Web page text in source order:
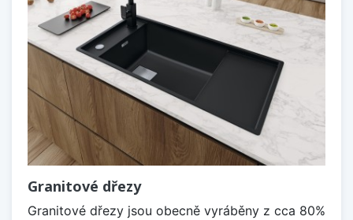
Granitové dřezy
Granitové dřezy jsou obecně vyráběny z cca 80%